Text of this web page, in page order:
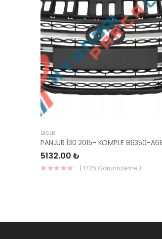
DIĞER
5132.00 ₺
( 1725 Görüntüleme )